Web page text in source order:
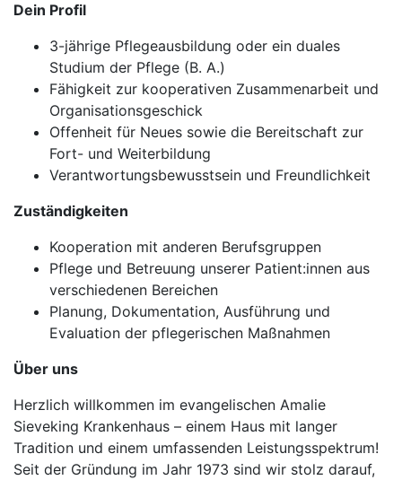
Dein Profil
3-jährige Pflegeausbildung oder ein duales
Studium der Pflege (B. A.)
Fähigkeit zur kooperativen Zusammenarbeit und
Organisationsgeschick
Offenheit für Neues sowie die Bereitschaft zur
Fort- und Weiterbildung
Verantwortungsbewusstsein und Freundlichkeit
Zuständigkeiten
Kooperation mit anderen Berufsgruppen
Pflege und Betreuung unserer Patient:innen aus
verschiedenen Bereichen
Planung, Dokumentation, Ausführung und
Evaluation der pflegerischen Maßnahmen
Über uns
Herzlich willkommen im evangelischen Amalie
Sieveking Krankenhaus – einem Haus mit langer
Tradition und einem umfassenden Leistungsspektrum!
Seit der Gründung im Jahr 1973 sind wir stolz darauf,